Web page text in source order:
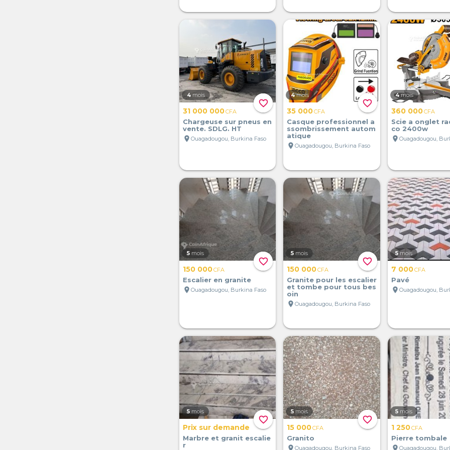
favorite_border
4 mois
31 000 000CFA
Chargeuse sur pneus en
vente. SDLG. HT
location_on Ouagadougou, Burkina Faso
favorite_border
4 mois
35 000CFA
Casque professionnel a
ssombrissement autom
atique
location_onOuagadougou, Burkina Faso
4 mois
360 000CFA
Scie a onglet
co 2400w
location_on Ouagadougou,
favorite_border
5 mois
150 000CFA
Escalier en granite
location_on Ouagadougou, Burkina Faso
favorite_border
5 mois
150 000CFA
Granite pour les escalier
et tombe pour tous bes
oin
location_onOuagadougou, Burkina Faso
5 mois
7 000CFA
Pavé
location_on Ouagadougou,
favorite_border
5 mois
Prix sur demande
Marbre et granit escalie
r
favorite_border
5 mois
15 000CFA
Granito
location_onOuagadougou, Burkina Faso
5 mois
1 250CFA
Pierre tombale
location_on Ouagadougou,